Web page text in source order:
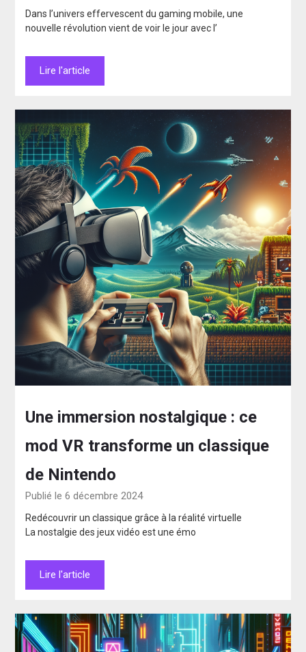
Dans l’univers effervescent du gaming mobile, une
nouvelle révolution vient de voir le jour avec l’
Lire l'article
Une immersion nostalgique : ce
mod VR transforme un classique
de Nintendo
Publié le 6 décembre 2024
Redécouvrir un classique grâce à la réalité virtuelle
La nostalgie des jeux vidéo est une émo
Lire l'article